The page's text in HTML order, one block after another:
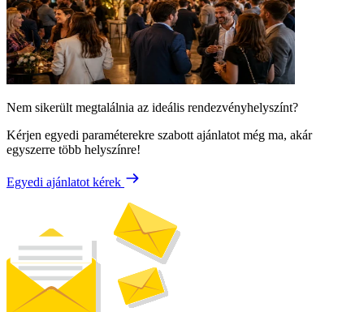
Nem sikerült megtalálnia az ideális rendezvényhelyszínt?
Kérjen egyedi paraméterekre szabott ajánlatot még ma, akár
egyszerre több helyszínre!
Egyedi ajánlatot kérek